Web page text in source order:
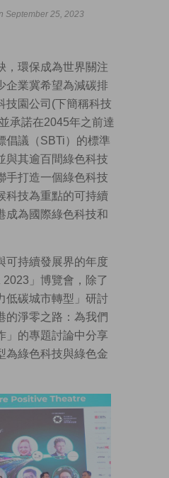
September 25, 2023
，環保成為世界關注
企業冀希望為減碳排
技園公司(下簡稱科技
承諾在2045年之前達
倡議（SBTi）的標準
與其逾百間綠色科技
手打造一個綠色科技
科技為重點的可持續
成為國際綠色科技和
可持續發展界的年度
」博覽會，除了
低碳城市轉型」研討
的淨零之路：為我們
」的專題討論中分享
為綠色科技與綠色金